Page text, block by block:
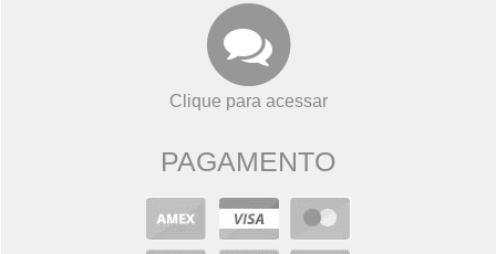
Clique para acessar
PAGAMENTO